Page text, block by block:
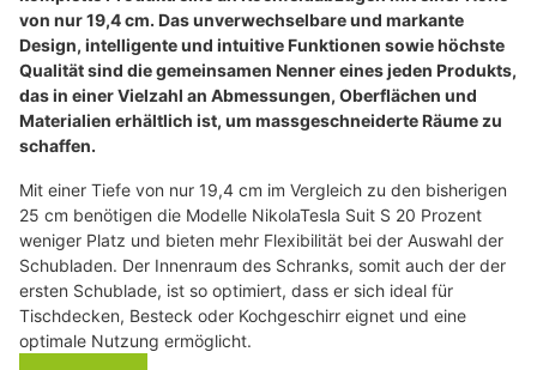
von nur 19,4 cm. Das unverwechselbare und markante
Design, intelligente und intuitive Funktionen sowie höchste
Qualität sind die gemeinsamen Nenner eines jeden Produkts,
das in einer Vielzahl an Abmessungen, Oberflächen und
Materialien erhältlich ist, um massgeschneiderte Räume zu
schaffen.
Mit einer Tiefe von nur 19,4 cm im Vergleich zu den bisherigen
25 cm benötigen die Modelle NikolaTesla Suit S 20 Prozent
weniger Platz und bieten mehr Flexibilität bei der Auswahl der
Schubladen. Der Innenraum des Schranks, somit auch der der
ersten Schublade, ist so optimiert, dass er sich ideal für
Tischdecken, Besteck oder Kochgeschirr eignet und eine
optimale Nutzung ermöglicht.